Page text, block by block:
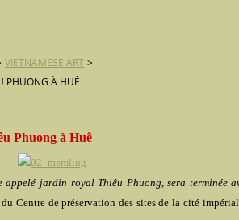
VIETNAMESE ART >
PHUONG À HUÊ
Phuong à Huê
jardin royal Thiêu Phuong, sera terminée
Centre de préservation des sites de la cité